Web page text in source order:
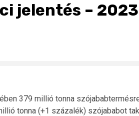
jelentés –
379 millió tonna
tonna (+1 százalék) szójababot